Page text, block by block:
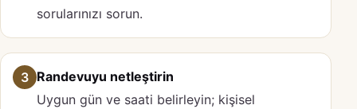
sorularınızı sorun.
3 Randevuyu netleştirin
Uygun gün ve saati belirleyin; kişisel